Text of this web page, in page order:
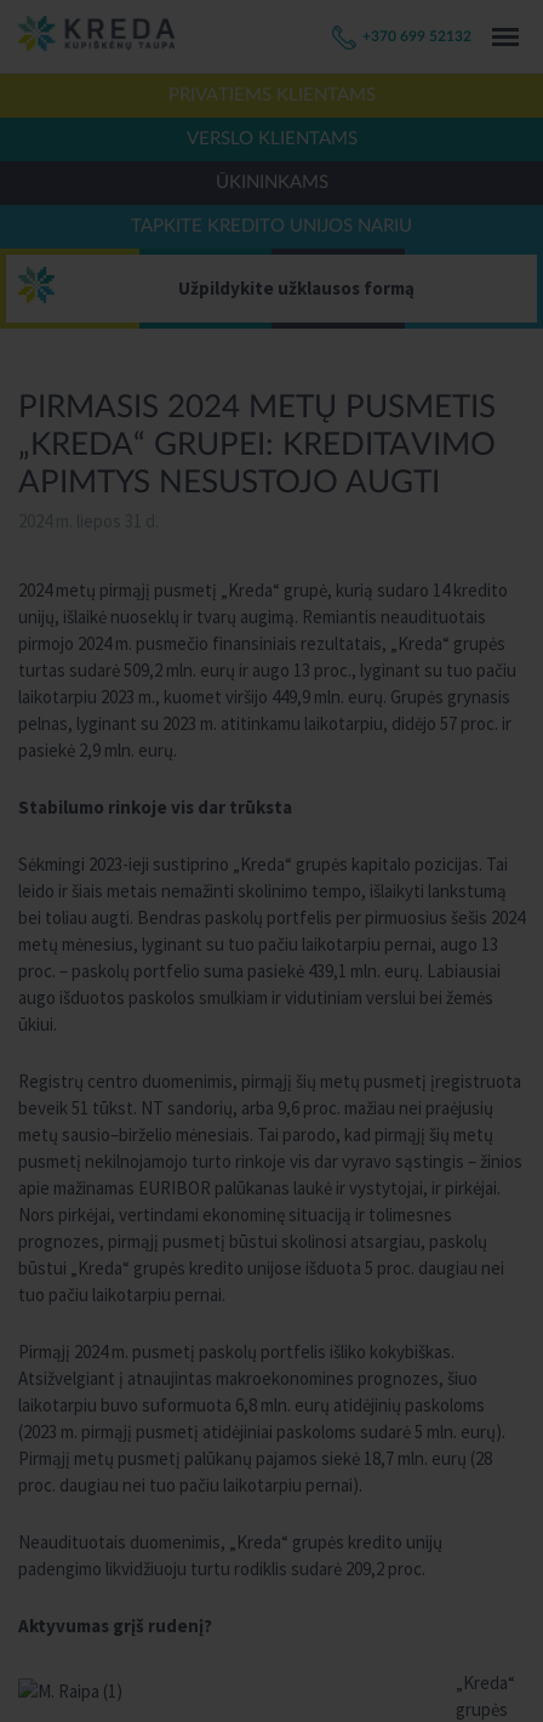
+370 699 52132
PRIVATIEMS KLIENTAMS
VERSLO KLIENTAMS
ŪKININKAMS
TAPKITE KREDITO UNIJOS NARIU
Užpildykite užklausos formą
PIRMASIS 2024 METŲ PUSMETIS
„KREDA“ GRUPEI: KREDITAVIMO
APIMTYS NESUSTOJO AUGTI
2024 metų pirmąjį pusmetį „Kreda“ grupė, kurią sudaro 14 kredito
unijų, išlaikė nuoseklų ir tvarų augimą. Remiantis neaudituotais
pirmojo 2024 m. pusmečio finansiniais rezultatais, „Kreda“ grupės
turtas sudarė 509,2 mln. eurų ir augo 13 proc., lyginant su tuo pačiu
laikotarpiu 2023 m., kuomet viršijo 449,9 mln. eurų. Grupės grynasis
pelnas, lyginant su 2023 m. atitinkamu laikotarpiu, didėjo 57 proc. ir
pasiekė 2,9 mln. eurų.
Stabilumo rinkoje vis dar trūksta
Sėkmingi 2023-ieji sustiprino „Kreda“ grupės kapitalo pozicijas. Tai
leido ir šiais metais nemažinti skolinimo tempo, išlaikyti lankstumą
bei toliau augti. Bendras paskolų portfelis per pirmuosius šešis 2024
metų mėnesius, lyginant su tuo pačiu laikotarpiu pernai, augo 13
proc. – paskolų portfelio suma pasiekė 439,1 mln. eurų. Labiausiai
augo išduotos paskolos smulkiam ir vidutiniam verslui bei žemės
ūkiui.
Registrų centro duomenimis, pirmąjį šių metų pusmetį įregistruota
beveik 51 tūkst. NT sandorių, arba 9,6 proc. mažiau nei praėjusių
metų sausio–birželio mėnesiais. Tai parodo, kad pirmąjį šių metų
pusmetį nekilnojamojo turto rinkoje vis dar vyravo sąstingis – žinios
apie mažinamas EURIBOR palūkanas laukė ir vystytojai, ir pirkėjai.
Nors pirkėjai, vertindami ekonominę situaciją ir tolimesnes
prognozes, pirmąjį pusmetį būstui skolinosi atsargiau, paskolų
būstui „Kreda“ grupės kredito unijose išduota 5 proc. daugiau nei
tuo pačiu laikotarpiu pernai.
Pirmąjį 2024 m. pusmetį paskolų portfelis išliko kokybiškas.
Atsižvelgiant į atnaujintas makroekonomines prognozes, šiuo
laikotarpiu buvo suformuota 6,8 mln. eurų atidėjinių paskoloms
(2023 m. pirmąjį pusmetį atidėjiniai paskoloms sudarė 5 mln. eurų).
Pirmąjį metų pusmetį palūkanų pajamos siekė 18,7 mln. eurų (28
proc. daugiau nei tuo pačiu laikotarpiu pernai).
Neaudituotais duomenimis, „Kreda“ grupės kredito unijų
padengimo likvidžiuoju turtu rodiklis sudarė 209,2 proc.
Aktyvumas grįš rudenį?
„Kreda“
grupės